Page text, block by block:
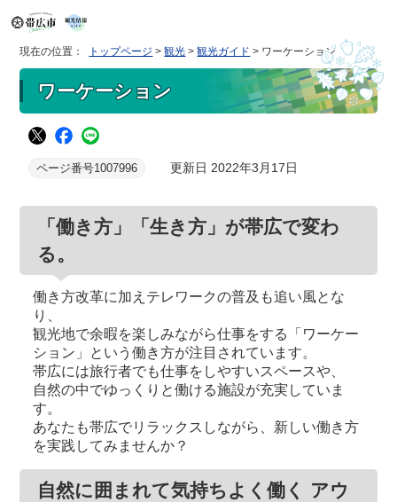
現在の位置： トップページ >観光 >観光ガイド > ワーケーション
ワーケーション
ページ番号1007996 更新日 2022年3月17日
「働き方」「生き方」が帯広で変わ
る。
働き方改革に加えテレワークの普及も追い風とな
り、
観光地で余暇を楽しみながら仕事をする「ワーケー
ション」という働き方が注目されています。
帯広には旅行者でも仕事をしやすいスペースや、
自然の中でゆっくりと働ける施設が充実していま
す。
あなたも帯広でリラックスしながら、新しい働き方
を実践してみませんか？
自然に囲まれて気持ちよく働く アウ